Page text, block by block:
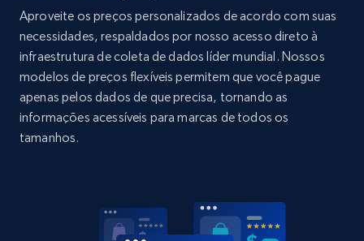
Home Depot US - Discover products by
specified UPC
URL, Domain, Country code, Model number,
Sku, Product id, Product name, Manufacturer,
and more.
2.1K+
Home Depot US - Discovery products by
specific category URL
Aproveite os preços personalizados de acordo com suas
necessidades, respaldados por nosso acesso direto à
infraestrutura de coleta de dados líder mundial. Nossos
modelos de preços flexíveis permitem que você pague
apenas pelos dados de que precisa, tornando as
informações acessíveis para marcas de todos os
tamanhos.